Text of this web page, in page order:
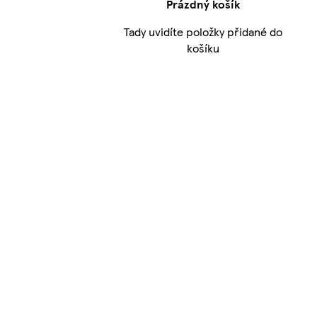
Prázdný košík
Tady uvidíte položky přidané do
košíku